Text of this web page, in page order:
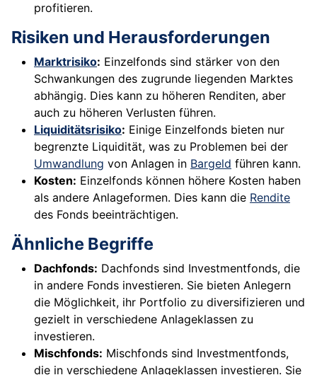
profitieren.
Risiken und Herausforderungen
Marktrisiko: Einzelfonds sind stärker von den
Schwankungen des zugrunde liegenden Marktes
abhängig. Dies kann zu höheren Renditen, aber
auch zu höheren Verlusten führen.
Liquiditätsrisiko: Einige Einzelfonds bieten nur
begrenzte Liquidität, was zu Problemen bei der
Umwandlung von Anlagen in Bargeld führen kann.
Kosten: Einzelfonds können höhere Kosten haben
als andere Anlageformen. Dies kann die Rendite
des Fonds beeinträchtigen.
Ähnliche Begriffe
Dachfonds: Dachfonds sind Investmentfonds, die
in andere Fonds investieren. Sie bieten Anlegern
die Möglichkeit, ihr Portfolio zu diversifizieren und
gezielt in verschiedene Anlageklassen zu
investieren.
Mischfonds: Mischfonds sind Investmentfonds,
die in verschiedene Anlageklassen investieren. Sie